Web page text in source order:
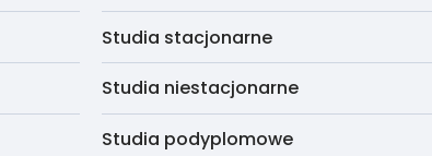
Studia stacjonarne
Studia niestacjonarne
Studia podyplomowe